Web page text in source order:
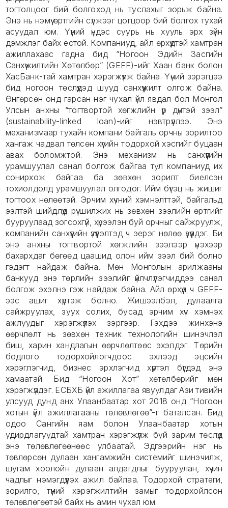
тогтолцоог бий болгоход нь туслахыг зорьж байна.
Энэ нь нэмүү өртгийн сүлжээг цогцоор бий болгох тухай
асуудал юм. Үүний үндэс суурь нь хууль эрх зүйн
дэмжлэг байх ёстой. Компаниуд, айл өрхүүдтэй хамтран
ажиллахаас гадна бид “Ногоон Эдийн Засгийн
Санхүүжилтийн Хөтөлбөр” (GEFF)-ийг Хаан банк болон
ХасБанк-тай хамтран хэрэгжүүлж байна. Үүний зэрэгцээ
бид ногоон төслүүдэд шууд санхүүжилт олгож байна.
Өнгөрсөн онд гарсан нэг чухал үйл явдал бол Монгол
Улсын анхны “тогтвортой хөгжлийн үр дүнтэй зээл”
(sustainability-linked loan)-ийг нэвтрүүллээ. Энэ
механизмаар тухайн компани байгаль орчны зорилтоо
хангаж чадвал төлсөн хүүгийн тодорхой хэсгийг буцаан
авах боломжтой. Энэ механизм нь санхүүгийн
урамшуулал санал болгож байгаа тул компаниуд их
сонирхож байгаа ба зөвхөн зорилт биелсэн
тохиолдолд урамшуулал олгодог. Ийм бүтэц нь жишиг
тогтоох нөлөөтэй. Эрчим хүчний хэмнэлттэй, байгальд
ээлтэй шийдлүүд рүү шилжих нь зөвхөн зээлийн өртгийг
бууруулаад зогсохгүй, хүрээлэн буй орчныг сайжруулж,
компанийн санхүүгийн үзүүлэлтэд ч эерэг нөлөө үзүүлдэг. Би
энэ анхны тогтвортой хөгжлийн зээлээр үнэхээр
бахархдаг бөгөөд цаашид олон ийм зээл бий болно
гэдэгт найдаж байна. Мөн Монголын арилжааны
банкууд энэ төрлийн зээлийг үйлчлүүлэгчиддээ санал
болгож эхэлнэ гэж найдаж байна. Айл өрхүүд ч GEFF-
ээс ашиг хүртэж болно. Жишээлбэл, дулаалга
сайжруулах, зуух солих, бусад эрчим хүч хэмнэх
ажлуудыг хэрэгжүүлэх зэргээр. Гэхдээ жинхэнэ
өөрчлөлт нь зөвхөн техник технологийн шинэчлэл
биш, харин хандлагын өөрчлөлтөөс эхэлдэг. Төрийн
бодлого тодорхойлогчдоос эхлээд эцсийн
хэрэглэгчид, бизнес эрхлэгчид хүртэл бүгдэд энэ
хамаатай. Бид “Ногоон Хот” хөтөлбөрийг мөн
хэрэгжүүлдэг. ЕСБХБ үйл ажиллагаа явуулдаг Ази тивийн
улсууд дунд анх Улаанбаатар хот 2018 онд “Ногоон
хотын үйл ажиллагааны төлөвлөгөө”-г баталсан. Бид
одоо Сангийн яам болон Улаанбаатар хотын
удирдлагуудтай хамтран хэрэгжүүлж буй зарим төслүүд
энэ төлөвлөгөөнөөс улбаатай. Эдгээрийн нэг нь
төвлөрсөн дулаан хангамжийн системийг шинэчилж,
шугам хоолойн дулаан алдагдлыг бууруулан, хүчин
чадлыг нэмэгдүүлэх ажил байлаа. Тодорхой стратеги,
зорилго, түүний хэрэгжилтийн замыг тодорхойлсон
төлөвлөгөөтэй байх нь амин чухал юм.